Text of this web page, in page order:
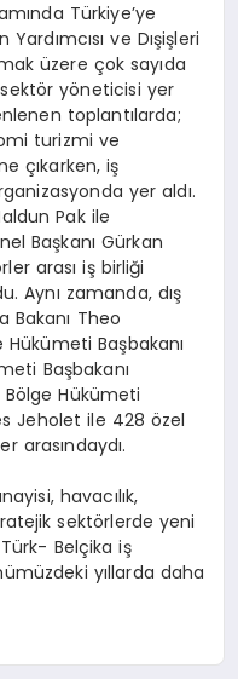
Türkiye’ye
ve Dışişleri
üzere çok sayıda
yöneticisi yer
toplantılarda;
turizmi ve
çıkarken, iş
yer aldı.
Pak ile
Başkanı Gürkan
arası iş birliği
Aynı zamanda, dış
Theo
Başbakanı
Başbakanı
Hükümeti
Jeholet ile 428 özel
arasındaydı.
havacılık,
sektörlerde yeni
Belçika iş
yıllarda daha